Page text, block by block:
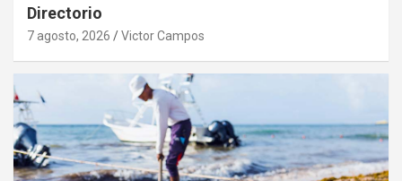
Directorio
7 agosto, 2026 Victor Campos